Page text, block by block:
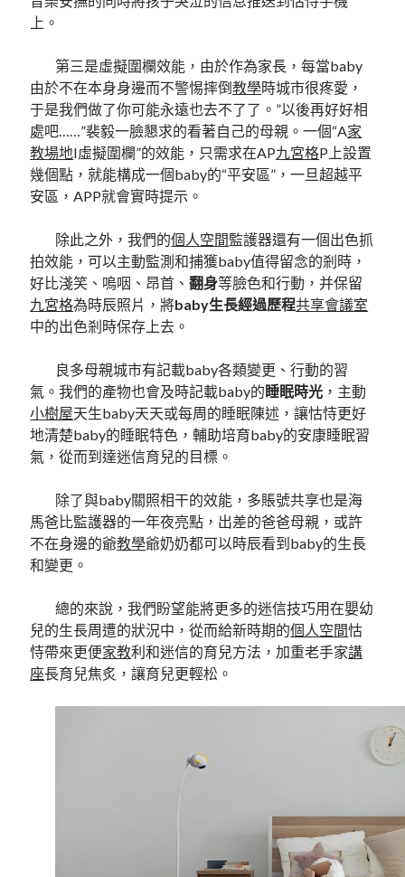
上。
第三是虛擬圍欄效能，由於作為家長，每當baby
由於不在本身身邊而不警惕摔倒教學時城市很疼愛，
于是我們做了你可能永遠也去不了了。”以後再好好相
處吧……”裴毅一臉懇求的看著自己的母親。一個“A家
教場地I虛擬圍欄”的效能，只需求在AP九宮格P上設置
幾個點，就能構成一個baby的“平安區”，一旦超越平
安區，APP就會實時提示。
除此之外，我們的個人空間監護器還有一個出色抓
拍效能，可以主動監測和捕獲baby值得留念的剎時，
好比淺笑、嗚咽、昂首、翻身等臉色和行動，并保留
九宮格為時辰照片，將baby生長經過歷程共享會議室
中的出色剎時保存上去。
良多母親城市有記載baby各類變更、行動的習
氣。我們的產物也會及時記載baby的睡眠時光 ，主動
小樹屋天生baby天天或每周的睡眠陳述，讓怙恃更好
地清楚baby的睡眠特色，輔助培育baby的安康睡眠習
氣，從而到達迷信育兒的目標。
除了與baby關照相干的效能，多賬號共享也是海
馬爸比監護器的一年夜亮點，出差的爸爸母親，或許
不在身邊的爺教學爺奶奶都可以時辰看到baby的生長
和變更。
總的來說，我們盼望能將更多的迷信技巧用在嬰幼
兒的生長周遭的狀況中，從而給新時期的個人空間怙
恃帶來更便家教利和迷信的育兒方法，加重老手家講
座長育兒焦炙，讓育兒更輕松。